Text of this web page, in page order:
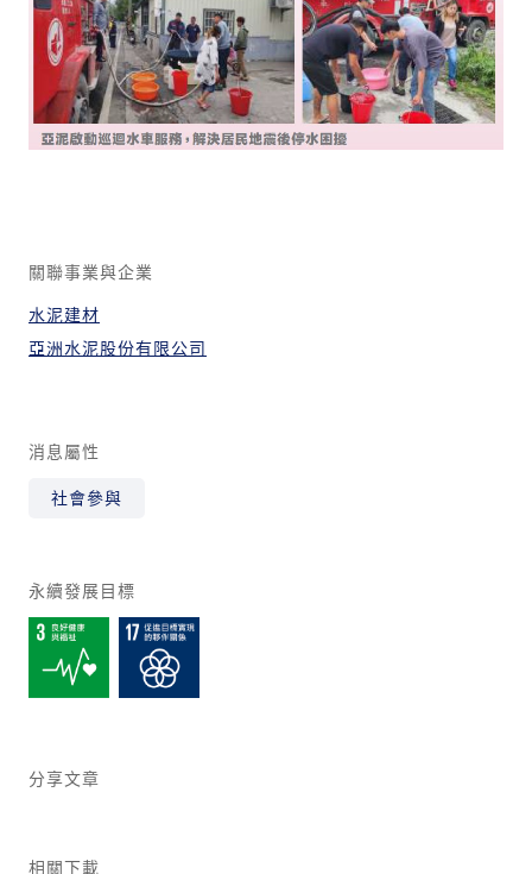
關聯事業與企業
水泥建材
亞洲水泥股份有限公司
消息屬性
社會參與
永續發展目標
分享文章
相關下載